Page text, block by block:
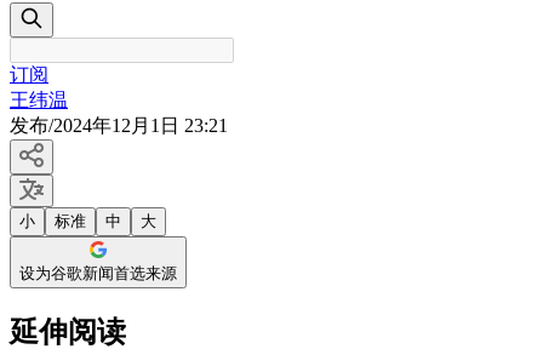
订阅
王纬温
发布/2024年12月1日 23:21
小 标准 中 大
设为谷歌新闻首选来源
延伸阅读